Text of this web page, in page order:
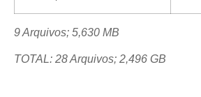
9 Arquivos; 5,630 MB
TOTAL: 28 Arquivos; 2,496 GB